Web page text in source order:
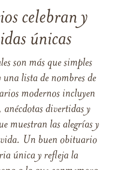
celebran y
únicas
son más que simples
lista de nombres de
modernos incluyen
anécdotas divertidas y
muestran las alegrías y
vida. Un buen obituario
única y refleja la